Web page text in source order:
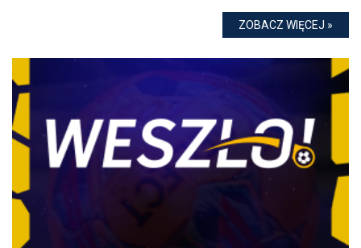
ZOBACZ WIĘCEJ »